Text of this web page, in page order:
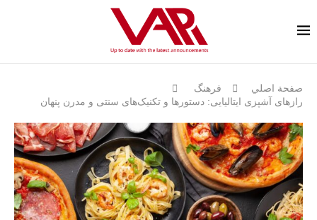
صفحة اصلي
فرهنگ
رازهای آشپزی ایتالیایی: دستورها و تکنیک‌های سنتی و مدرن پنهان